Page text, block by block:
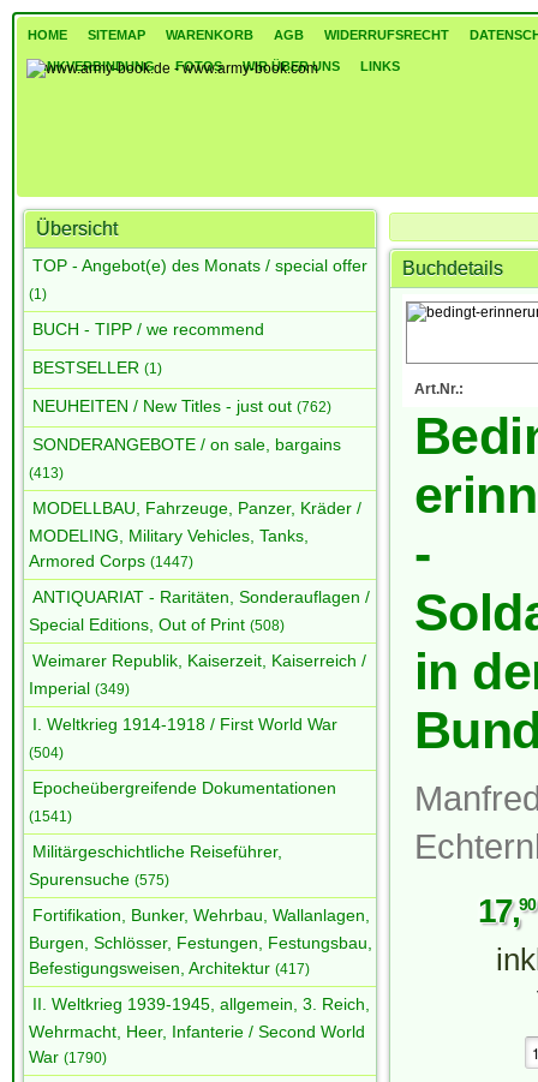
HOME SITEMAP WARENKORB AGB WIDERRUFSRECHT
BANKVERBINDUNG FOTOS WIR ÜBER UNS LINKS
Übersicht
TOP - Angebot(e) des Monats / special offer
(1)
BUCH - TIPP / we recommend
BESTSELLER (1)
NEUHEITEN / New Titles - just out (762)
SONDERANGEBOTE / on sale, bargains
(413)
MODELLBAU, Fahrzeuge, Panzer, Kräder /
MODELING, Military Vehicles, Tanks,
Armored Corps (1447)
ANTIQUARIAT - Raritäten, Sonderauflagen /
Special Editions, Out of Print (508)
Weimarer Republik, Kaiserzeit, Kaiserreich /
Imperial (349)
I. Weltkrieg 1914-1918 / First World War
(504)
Epocheübergreifende Dokumentationen
(1541)
Militärgeschichtliche Reiseführer,
Spurensuche (575)
Fortifikation, Bunker, Wehrbau, Wallanlagen,
Burgen, Schlösser, Festungen, Festungsbau,
Befestigungsweisen, Architektur (417)
II. Weltkrieg 1939-1945, allgemein, 3. Reich,
Wehrmacht, Heer, Infanterie / Second World
War (1790)
Waffen,
Bedingt
Buchdetails
Art.Nr.:
-
in
17,90